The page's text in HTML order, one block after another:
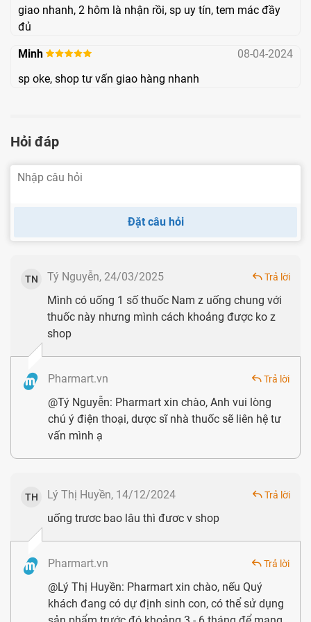
viên trong khoảng thời gian từ 3 trước khi chính thức "thả
bầu" giúp đảm bảo các dưỡng chất có đủ thời gian thẩm
thấu sâu, giúp các thế hệ tinh trùng mới được sinh ra và
lớn lên trong một môi trường bảo vệ tối ưu, sẵn sàng cho
Thành phần Hàm lượng
Acid ascorbic (Vitamin C)
Selen 2000ppm 75mg
Kẽm sulfat
Lycopen 10%
N-acetyl-L-cysteine 50mg
Alpha tocopherol acetate
50% (hay Vitamin E)
Sắt (III) polymaltose 18.18mg
Coenzyme Q10
Magie gluconat
Riboflavin natri phosphat
(hay Vitamin B2)
6.35mg
giao nhanh, 2 hôm là nhận rồi, sp uy tín, tem mác đầy
đủ
Minh
08-04-2024
sp oke, shop tư vấn giao hàng nhanh
Hỏi đáp
Đặt câu hỏi
TN Tý Nguyễn, 24/03/2025 Trả lời
Mình có uống 1 số thuốc Nam z uống chung với
thuốc này nhưng mình cách khoảng được ko z
shop
Pharmart.vn Trả lời
@Tý Nguyễn: Pharmart xin chào, Anh vui lòng
chú ý điện thoại, dược sĩ nhà thuốc sẽ liên hệ tư
vấn mình ạ
TH Lý Thị Huyền, 14/12/2024 Trả lời
uống trươc bao lâu thì đươc v shop
Pharmart.vn Trả lời
@Lý Thị Huyền: Pharmart xin chào, nếu Quý
khách đang có dự định sinh con, có thể sử dụng